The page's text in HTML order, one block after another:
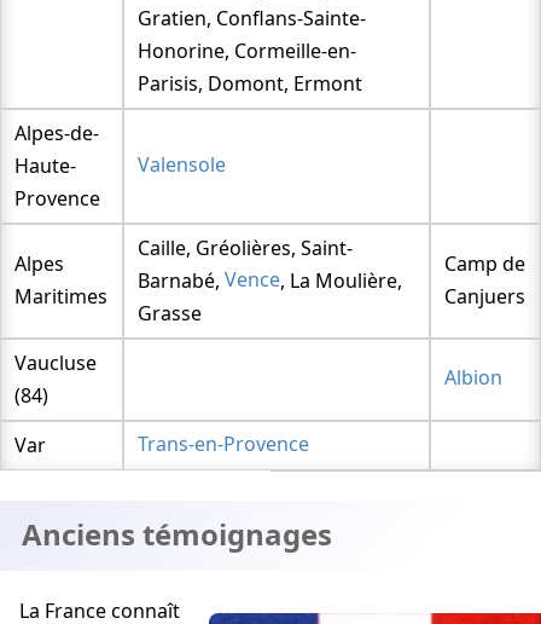
La vague de 1979/1980
Le SEPRA
COMETA
Gratien, Conflans-Sainte-
Honorine, Cormeille-en-
Parisis, Domont, Ermont
Alpes-de-
Haute-
Provence
Valensole
Alpes
Maritimes
Caille, Gréolières, Saint-
Barnabé,Vence, La Moulière,
Grasse
Camp de
Canjuers
Vaucluse
(84)
Albion
Var Trans-en-Provence
Anciens témoignages
La France connaît